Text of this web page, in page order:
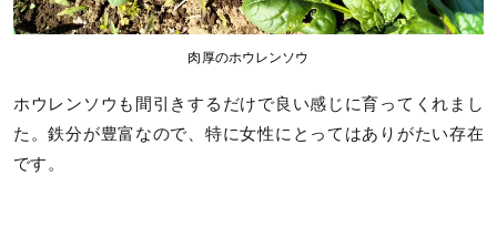
肉厚のホウレンソウ
ホウレンソウも間引きするだけで良い感じに育ってくれまし
た。鉄分が豊富なので、特に女性にとってはありがたい存在
です。